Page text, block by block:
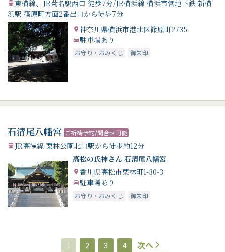
東横線、JR菊名駅西口 徒歩7分/JR横浜線 横浜市営地下鉄 新横
浜駅 篠原町方面2番出口から徒歩7分
神奈川県横浜市港北区篠原町2735
駐車場あり
お守り・おみくじ 御朱印
石清尾八幡宮 ご祈祷予約/問合せ可能
JR高徳線 栗林公園北口駅から徒歩約12分
高松の氏神さん 石清尾八幡宮
香川県高松市栗林町1-30-3
駐車場あり
お守り・おみくじ 御朱印
1 2 3 4 次へ